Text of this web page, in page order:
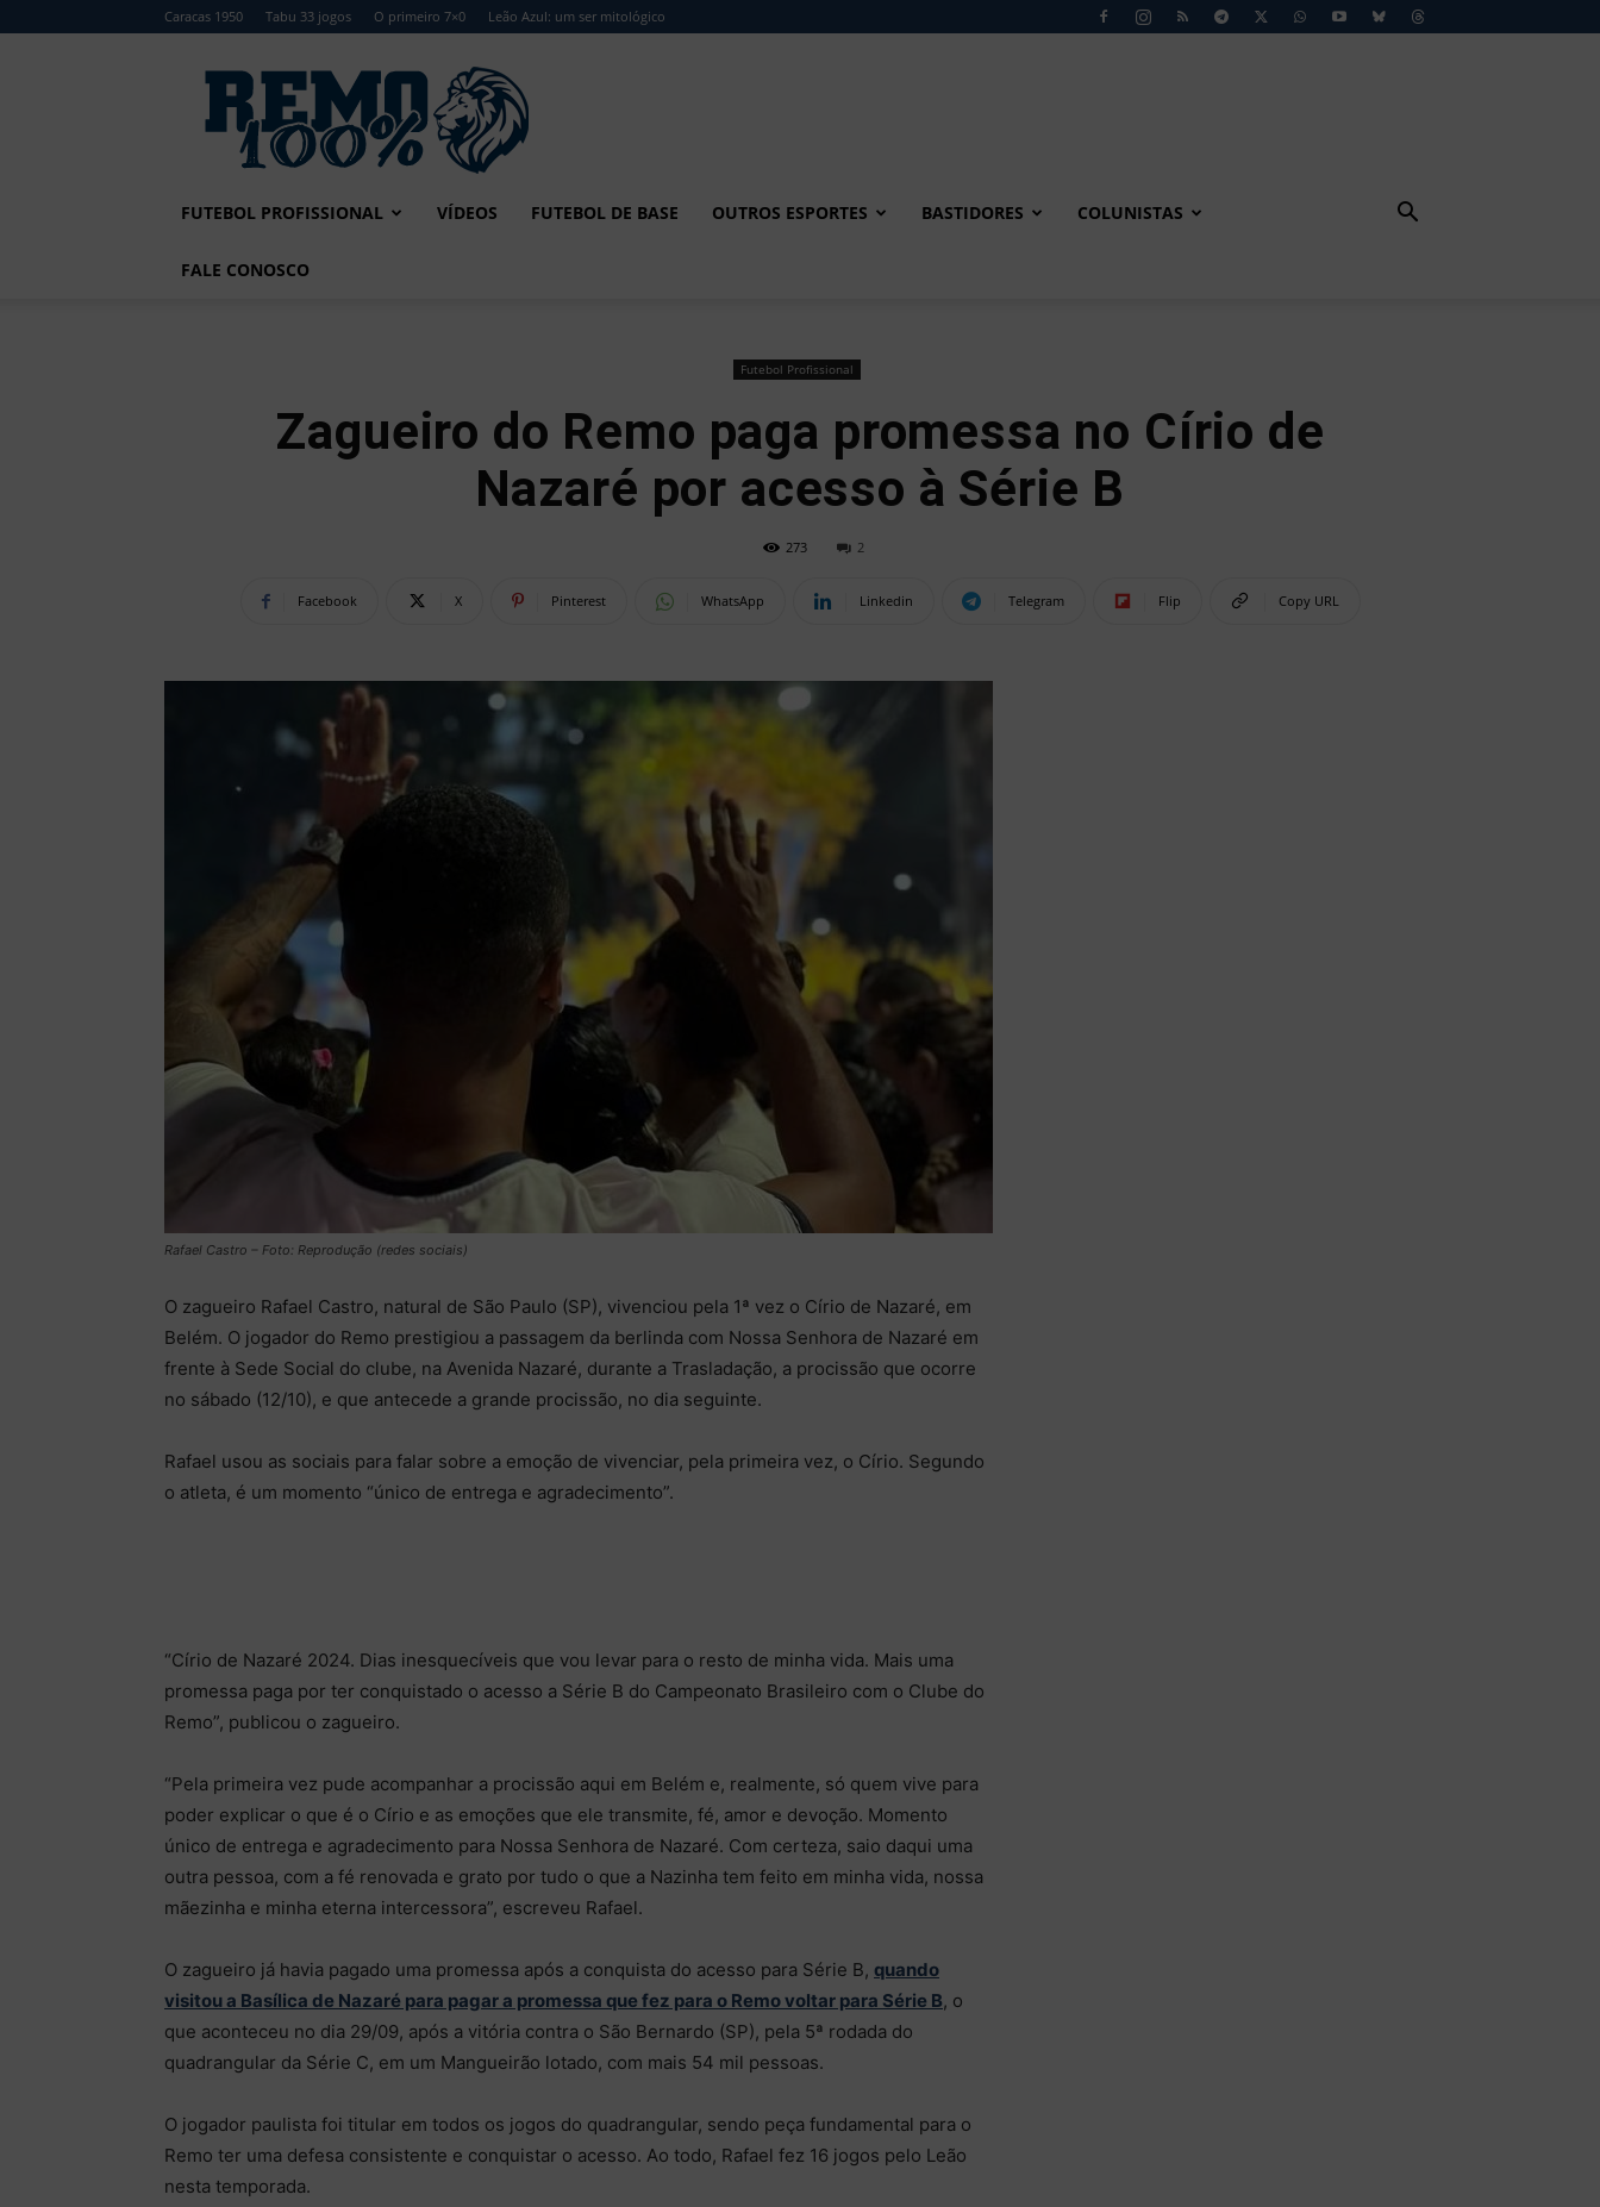
Caracas 1950 Tabu 33 jogos O primeiro 7×0 Leão Azul: um ser mitológico
Remo
FUTEBOL PROFISSIONAL VÍDEOS FUTEBOL DE BASE OUTROS ESPORTES BASTIDORES COLUNISTAS
FALE CONOSCO
Futebol Profissional
Zagueiro do Remo paga promessa no Círio de
Nazaré por acesso à Série B
273 2
Facebook X Pinterest WhatsApp Linkedin Telegram Flip Copy URL
Rafael Castro – Foto: Reprodução (redes sociais)
O zagueiro Rafael Castro, natural de São Paulo (SP), vivenciou pela 1ª vez o Círio de Nazaré, em
Belém. O jogador do Remo prestigiou a passagem da berlinda com Nossa Senhora de Nazaré em
frente à Sede Social do clube, na Avenida Nazaré, durante a Trasladação, a procissão que ocorre
no sábado (12/10), e que antecede a grande procissão, no dia seguinte.
Rafael usou as sociais para falar sobre a emoção de vivenciar, pela primeira vez, o Círio. Segundo
o atleta, é um momento “único de entrega e agradecimento”.
“Círio de Nazaré 2024. Dias inesquecíveis que vou levar para o resto de minha vida. Mais uma
promessa paga por ter conquistado o acesso a Série B do Campeonato Brasileiro com o Clube do
Remo”, publicou o zagueiro.
“Pela primeira vez pude acompanhar a procissão aqui em Belém e, realmente, só quem vive para
poder explicar o que é o Círio e as emoções que ele transmite, fé, amor e devoção. Momento
único de entrega e agradecimento para Nossa Senhora de Nazaré. Com certeza, saio daqui uma
outra pessoa, com a fé renovada e grato por tudo o que a Nazinha tem feito em minha vida, nossa
mãezinha e minha eterna intercessora”, escreveu Rafael.
O zagueiro já havia pagado uma promessa após a conquista do acesso para Série B, quando
visitou a Basílica de Nazaré para pagar a promessa que fez para o Remo voltar para Série B, o
que aconteceu no dia 29/09, após a vitória contra o São Bernardo (SP), pela 5ª rodada do
quadrangular da Série C, em um Mangueirão lotado, com mais 54 mil pessoas.
O jogador paulista foi titular em todos os jogos do quadrangular, sendo peça fundamental para o
Remo ter uma defesa consistente e conquistar o acesso. Ao todo, Rafael fez 16 jogos pelo Leão
nesta temporada.